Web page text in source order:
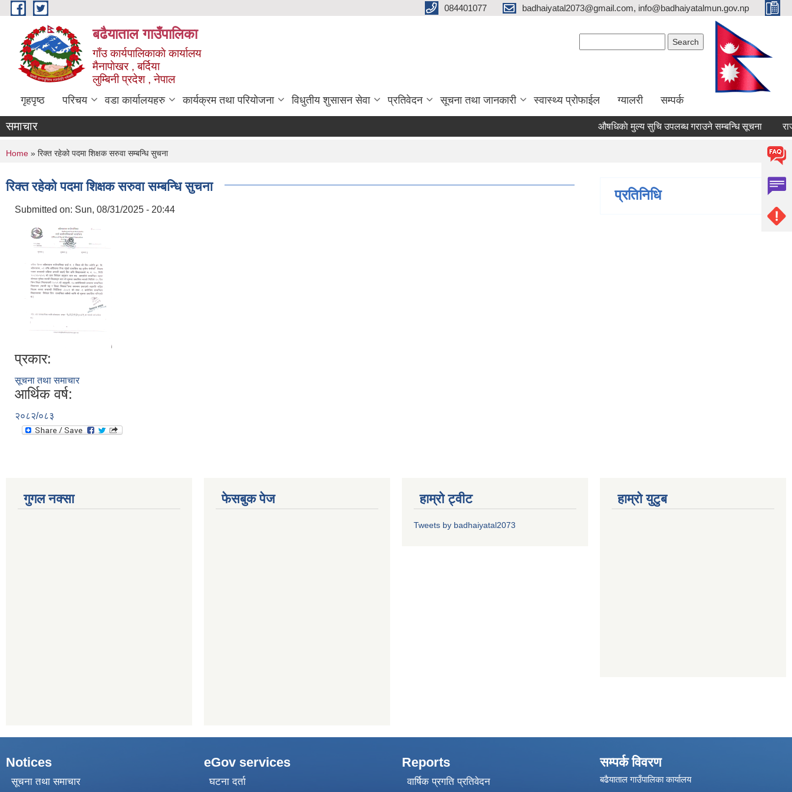
Skip to main content 084401077 badhaiyatal2073@gmail.com, info@badhaiyatalmun.gov.np
बढैयाताल गाउँपालिका
गाँउ कार्यपालिकाकाे कार्यालय
मैनापाेखर , बर्दिया
लुम्बिनी प्रदेश , नेपाल
गृहपृष्ठ परिचय वडा कार्यालयहरु कार्यक्रम तथा परियोजना विधुतीय शुसासन सेवा प्रतिवेदन सूचना तथा जानकारी स्वास्थ्य प्रोफाईल ग्यालरी सम्पर्क
समाचार औषधिकाे मुल्य सुचि उपलब्ध गराउने सम्बन्धि सूचना
You are here
Home » रिक्त रहेको पदमा शिक्षक सरुवा सम्बन्धि सुचना
रिक्त रहेको पदमा शिक्षक सरुवा सम्बन्धि सुचना
Submitted on: Sun, 08/31/2025 - 20:44
प्रकार:
सूचना तथा समाचार
आर्थिक वर्ष:
२०८२/०८३
प्रतिनिधि
गुगल नक्सा फेसबुक पेज हाम्रो ट्वीट
Tweets by badhaiyatal2073
हाम्रो युटुब
Notices
सूचना तथा समाचार
eGov services
घटना दर्ता
Reports
वार्षिक प्रगति प्रतिवेदन
सम्पर्क विवरण
बढैयाताल गाउँपालिका कार्यालय